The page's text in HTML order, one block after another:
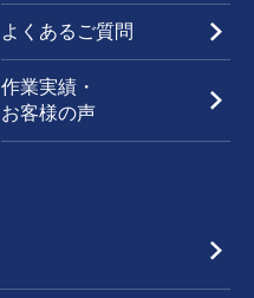
よくあるご質問
作業実績・
お客様の声